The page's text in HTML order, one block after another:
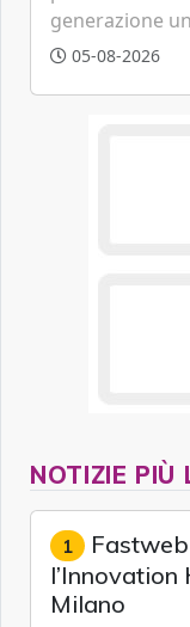
generazione
artificiale.
05-08-2026
NOTIZIE PIÙ
1 Fastweb
Milano